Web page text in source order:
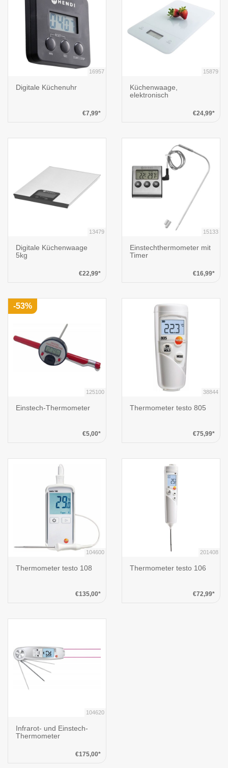
16957
Digitale Küchenuhr
€7,99*
15879
Küchenwaage,
elektronisch
€24,99*
13479
Digitale Küchenwaage
5kg
€22,99*
15133
Einstechthermometer mit
Timer
€16,99*
125100
Einstech-Thermometer
€5,00*
-53%
38844
Thermometer testo 805
€75,99*
104600
Thermometer testo 108
€135,00*
201408
Thermometer testo 106
€72,99*
104620
Infrarot- und Einstech-
Thermometer
€175,00*